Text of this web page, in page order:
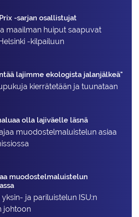
-sarjan osallistujat
maailman huiput saapuvat
-kilpailuun
lajimme ekologista jalanjälkeä"
kierrätetään ja tuunataan
olla lajiväelle läsnä
muodostelma­luistelun asiaa
muodostelmaluistelun
ja pariluistelun ISU:n
johtoon